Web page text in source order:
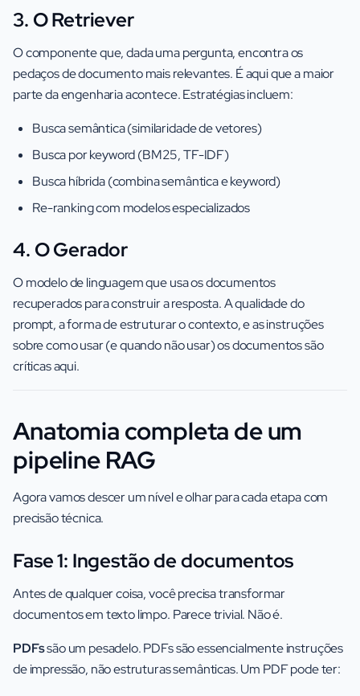
3. O Retriever
O componente que, dada uma pergunta, encontra os
pedaços de documento mais relevantes. É aqui que a maior
parte da engenharia acontece. Estratégias incluem:
Busca semântica (similaridade de vetores)
Busca por keyword (BM25, TF-IDF)
Busca híbrida (combina semântica e keyword)
Re-ranking com modelos especializados
4. O Gerador
O modelo de linguagem que usa os documentos
recuperados para construir a resposta. A qualidade do
prompt, a forma de estruturar o contexto, e as instruções
sobre como usar (e quando não usar) os documentos são
críticas aqui.
Anatomia completa de um
pipeline RAG
Agora vamos descer um nível e olhar para cada etapa com
precisão técnica.
Fase 1: Ingestão de documentos
Antes de qualquer coisa, você precisa transformar
documentos em texto limpo. Parece trivial. Não é.
PDFssão um pesadelo. PDFs são essencialmente instruções
de impressão, não estruturas semânticas. Um PDF pode ter: